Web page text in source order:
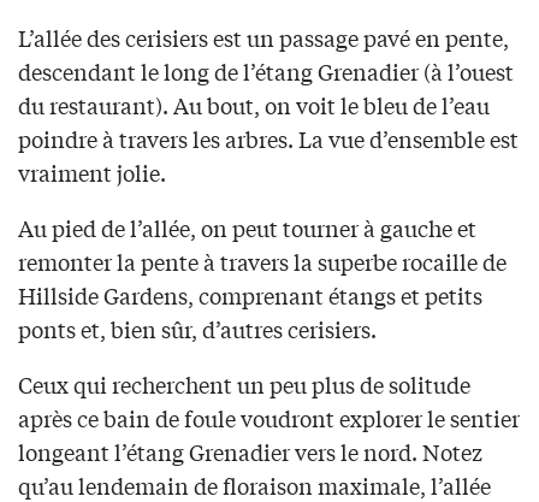
L’allée des cerisiers est un passage pavé en pente,
descendant le long de l’étang Grenadier (à l’ouest
du restaurant). Au bout, on voit le bleu de l’eau
poindre à travers les arbres. La vue d’ensemble est
vraiment jolie.
Au pied de l’allée, on peut tourner à gauche et
remonter la pente à travers la superbe rocaille de
Hillside Gardens, comprenant étangs et petits
ponts et, bien sûr, d’autres cerisiers.
Ceux qui recherchent un peu plus de solitude
après ce bain de foule voudront explorer le sentier
longeant l’étang Grenadier vers le nord. Notez
qu’au lendemain de floraison maximale, l’allée